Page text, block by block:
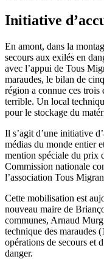
Initiative
En amont, dans la
secours aux exilés en
avec l’appui de Tous
maraudes, le bilan de
région a connue ces trois
terrible. Un local
pour le stockage du
Il s’agit d’une initiative
médias du monde entier
mention spéciale du prix
Commission nationale
l’association Tous
Cette mobilisation est
nouveau maire de
communes, Arnaud
technique des maraudes
opérations de secours et
danger.